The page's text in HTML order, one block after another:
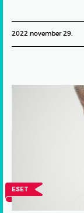
2022 november 29.
pénz
ESET